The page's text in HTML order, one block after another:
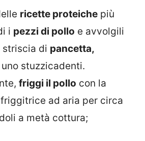
ricette proteiche più
i pezzi di pollo e avvolgili
striscia di pancetta,
stuzzicadenti.
friggi il pollo con la
ad aria per circa
a metà cottura;